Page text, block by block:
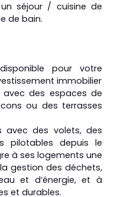
séjour / cuisine de
de bain.
pour votre
immobilier
des espaces de
ou des terrasses
avec des volets, des
pilotables depuis le
à ses logements une
gestion des déchets,
et d’énergie, et à
et durables.